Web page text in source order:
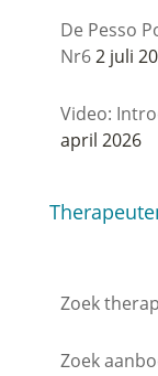
De Pesso
Nr62 juli
Video:
april 2026
Zoek
Zoek